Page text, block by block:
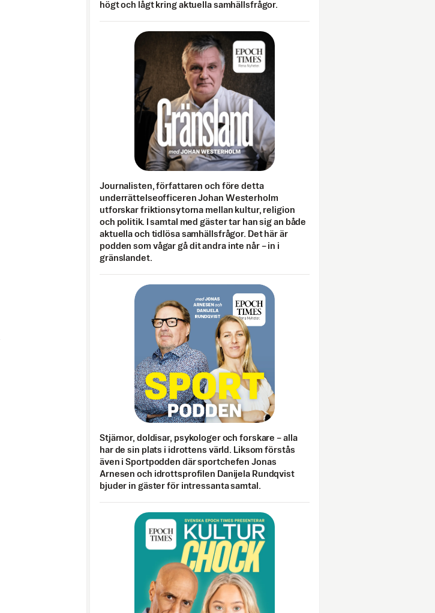
högt och lågt kring aktuella samhällsfrågor.
Journalisten, författaren och före detta
underrättelseofficeren Johan Westerholm
utforskar friktionsytorna mellan kultur, religion
och politik. I samtal med gäster tar han sig an både
aktuella och tidlösa samhällsfrågor. Det här är
podden som vågar gå dit andra inte når – in i
gränslandet.
Stjärnor, doldisar, psykologer och forskare – alla
har de sin plats i idrottens värld. Liksom förstås
även i Sportpodden där sportchefen Jonas
Arnesen och idrottsprofilen Danijela Rundqvist
bjuder in gäster för intressanta samtal.